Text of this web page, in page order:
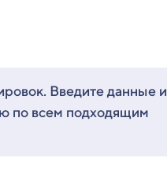
Введите данные и
по всем подходящим